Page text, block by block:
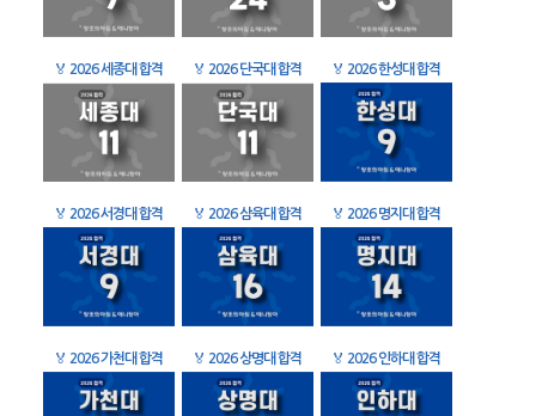
🏅 2026 세종대 합격 🏅 2026 단국대 합격 🏅 2026 한성대 합격
🏅 2026 서경대 합격 🏅 2026 삼육대 합격 🏅 2026 명지대 합격
🏅 2026 가천대 합격 🏅 2026 상명대 합격 🏅 2026 인하대 합격